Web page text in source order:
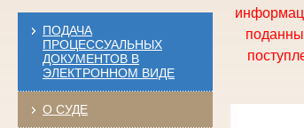
ПОДАЧА
ПРОЦЕССУАЛЬНЫХ
ДОКУМЕНТОВ В
ЭЛЕКТРОННОМ ВИДЕ
О СУДЕ